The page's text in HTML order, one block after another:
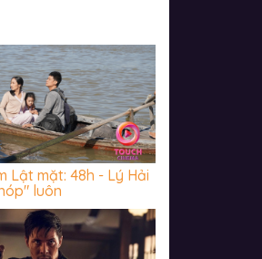
Lật mặt: 48h - Lý Hải
luôn